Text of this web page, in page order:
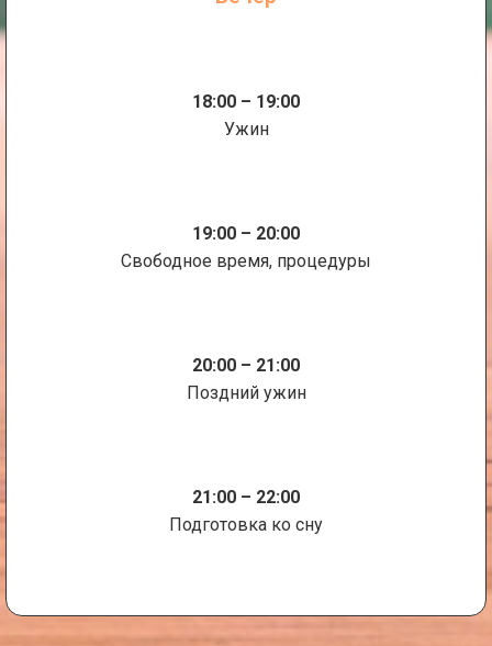
18:00 – 19:00
Ужин
19:00 – 20:00
Свободное время, процедуры
20:00 – 21:00
Поздний ужин
21:00 – 22:00
Подготовка ко сну